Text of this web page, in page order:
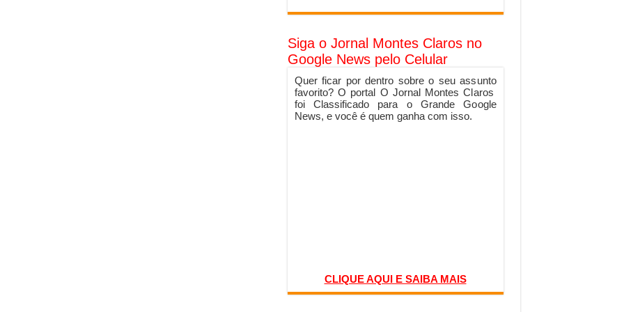
Siga o Jornal Montes Claros no
Google News pelo Celular
Quer ficar por dentro sobre o seu assunto
favorito? O portal O Jornal Montes Claros
foi Classificado para o Grande Google
News, e você é quem ganha com isso.
CLIQUE AQUI E SAIBA MAIS